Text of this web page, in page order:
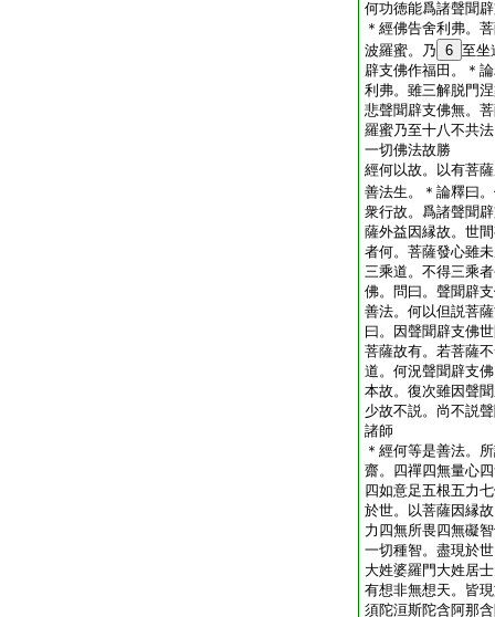
何功徳能爲諸聲聞
＊ 經佛告舍利弗。
波羅蜜。乃 6 至坐
辟支佛作福田。＊ 論
利弗。雖三解脱門
悲聲聞辟支佛無。
羅蜜乃至十八不共
一切佛法故勝
經何以故。以有菩
善法生。＊ 論釋曰
衆行故。爲諸聲聞
薩外益因縁故。世
者何。菩薩發心雖
三乘道。不得三乘
佛。問曰。聲聞辟
善法。何以但説菩
曰。因聲聞辟支佛
菩薩故有。若菩薩
道。何況聲聞辟支
本故。復次雖因聲
少故不説。尚不説
諸師
＊ 經何等是善法。
齋。四禪四無量心
四如意足五根五力
於世。以菩薩因縁
力四無所畏四無礙
一切種智。盡現於
大姓婆羅門大姓居
有想非無想天。皆
須陀洹斯陀含阿那